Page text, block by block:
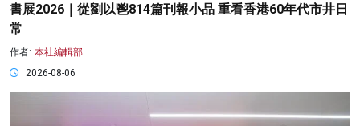
書展2026｜從劉以鬯814篇刊報小品 重看香港60年代市井日
常
作者: 本社編輯部
2026-08-06